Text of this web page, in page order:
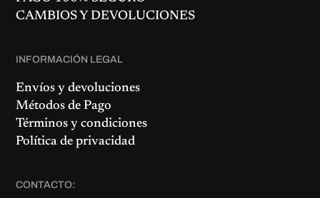
CAMBIOS Y DEVOLUCIONES
INFORMACIÓN LEGAL
Envíos y devoluciones
Métodos de Pago
Términos y condiciones
Política de privacidad
CONTACTO: